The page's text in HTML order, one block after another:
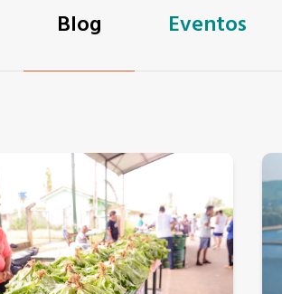
Blog Eventos